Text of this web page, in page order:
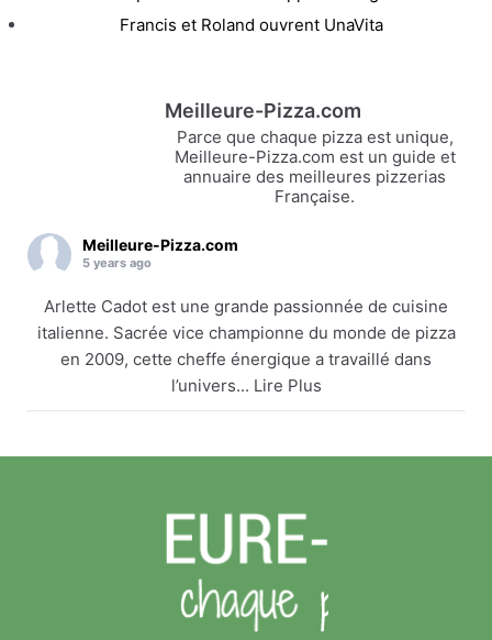
Francis et Roland ouvrent UnaVita
Meilleure-Pizza.com
Parce que chaque pizza est unique,
Meilleure-Pizza.com est un guide et
annuaire des meilleures pizzerias
Française.
Meilleure-Pizza.com
5 years ago
Arlette Cadot est une grande passionnée de cuisine
italienne. Sacrée vice championne du monde de pizza
en 2009, cette cheffe énergique a travaillé dans
l’univers... Lire Plus
meilleure-pizza.com
pizza en 2009, cette cheffe énergique a travaillé
dans l’univers... Lire Plus
Partager